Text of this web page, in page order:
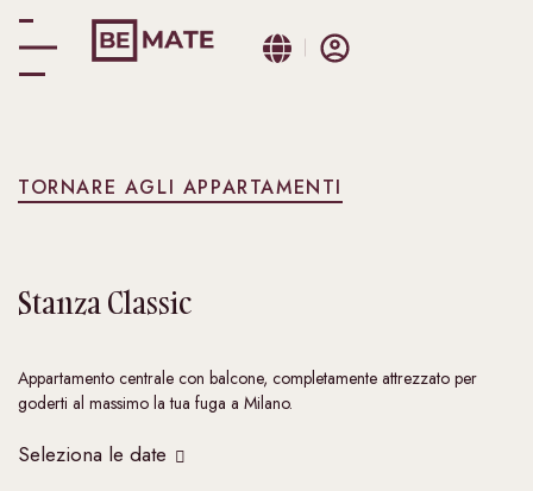
TORNARE AGLI APPARTAMENTI
StanzaClassic
Appartamento centrale con balcone, completamente attrezzato per
goderti al massimo la tua fuga a Milano.
Seleziona le date